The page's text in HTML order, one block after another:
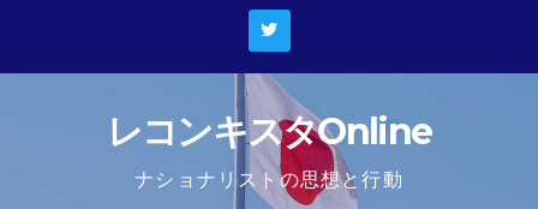
レコンキスタOnline
ナショナリストの思想と行動